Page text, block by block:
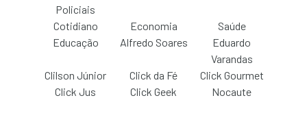
Policiais
Cotidiano Economia
Saúde
Educação
Alfredo Soares
Eduardo
Varandas
Clilson Júnior
Click da Fé
Click Gourmet
Click Jus
Click Geek Nocaute